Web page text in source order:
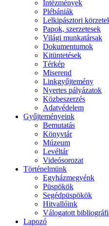
Intézmények
Plébániák
Lelkipásztori
Papok, szerzetesek
Világi munkatársak
Dokumentumok
Kitüntetések
Térkép
Miserend
Linkgyűjtemény
Nyertes pályázatok
Közbeszerzés
Adatvédelem
Gyűjteményeink
Bemutatás
Könyvtár
Múzeum
Levéltár
Videósorozat
Történelmünk
Egyházmegyénk
Püspökök
Segédpüspökök
Hitvallóink
Válogatott
Lapozó